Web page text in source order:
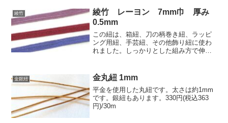
綾竹
綾竹 レーヨン 7mm巾 厚み
0.5mm
この紐は、箱紐、刀の柄巻き紐、ラッピ
ング用紐、手芸紐、その他飾り紐に使わ
れました。しっかりとした組み方で伸び
(税別)/10mこの紐の他の色はレーヨン色
見本...
金銀紐 金丸紐 1mm
平金を使用した丸紐です。太さは約1mm
です。銀紐もあります。330円(税込363
円)/30m